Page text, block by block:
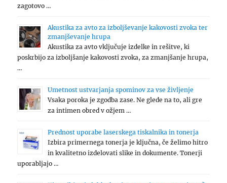
zagotovo …
Akustika za avto za izboljševanje kakovosti zvoka ter
zmanjševanje hrupa
Akustika za avto vključuje izdelke in rešitve, ki
poskrbijo za izboljšanje kakovosti zvoka, za zmanjšanje hrupa,
…
Umetnost ustvarjanja spominov za vse življenje
Vsaka poroka je zgodba zase. Ne glede na to, ali gre
za intimen obred v ožjem …
Prednost uporabe laserskega tiskalnika in tonerja
Izbira primernega tonerja je ključna, če želimo hitro
in kvalitetno izdelovati slike in dokumente. Tonerji
uporabljajo …